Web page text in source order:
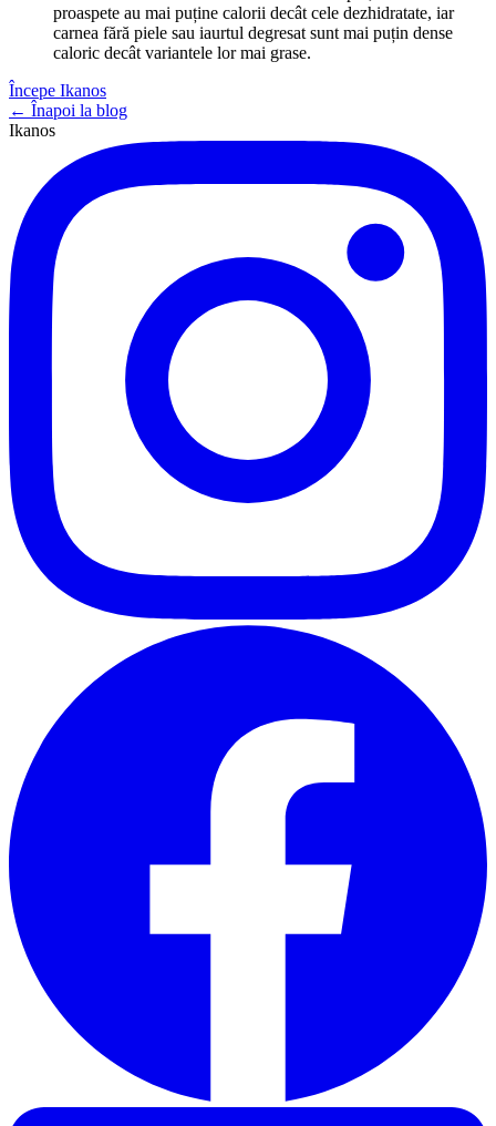
proaspete au mai puține calorii decât cele dezhidratate, iar
carnea fără piele sau iaurtul degresat sunt mai puțin dense
caloric decât variantele lor mai grase.
Începe Ikanos
← Înapoi la blog
Ikanos